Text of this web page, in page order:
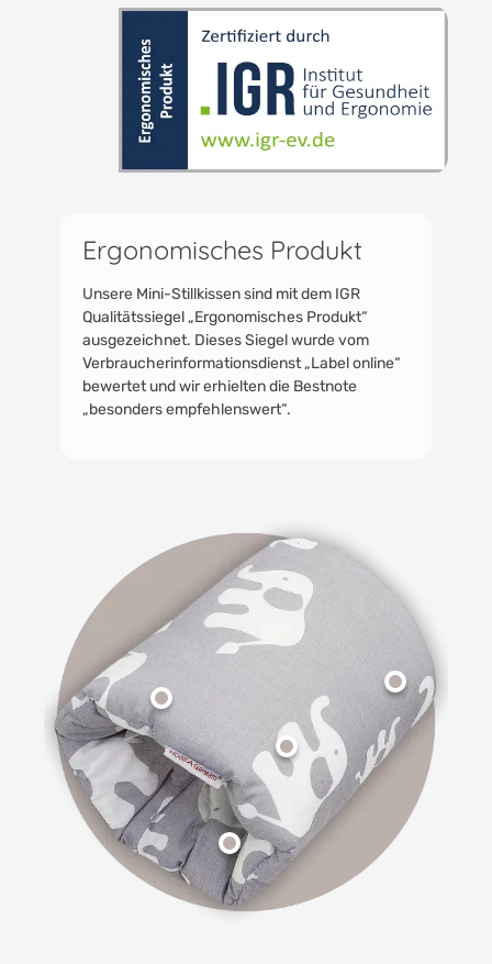
Ergonomisches Produkt
Unsere Mini-Stillkissen sind mit dem IGR
Qualitätssiegel „Ergonomisches Produkt“
ausgezeichnet. Dieses Siegel wurde vom
Verbraucherinformationsdienst „Label online“
bewertet und wir erhielten die Bestnote
„besonders empfehlenswert“.